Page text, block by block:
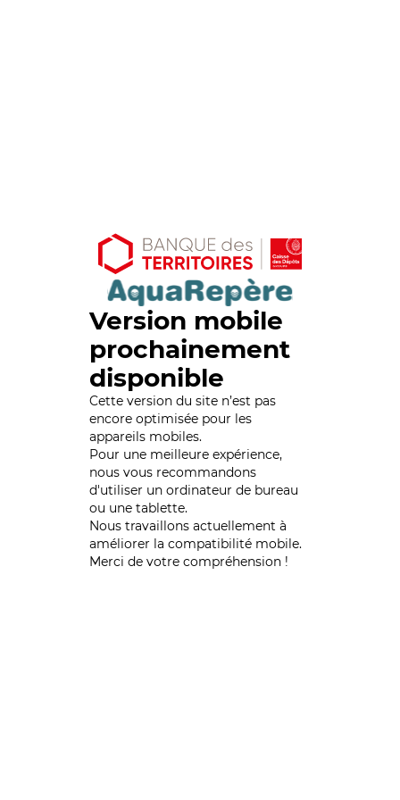
Version mobile
prochainement
disponible
Cette version du site n’est pas
encore optimisée pour les
appareils mobiles.
Pour une meilleure expérience,
nous vous recommandons
d'utiliser un ordinateur de bureau
ou une tablette.
Nous travaillons actuellement à
améliorer la compatibilité mobile.
Merci de votre compréhension !